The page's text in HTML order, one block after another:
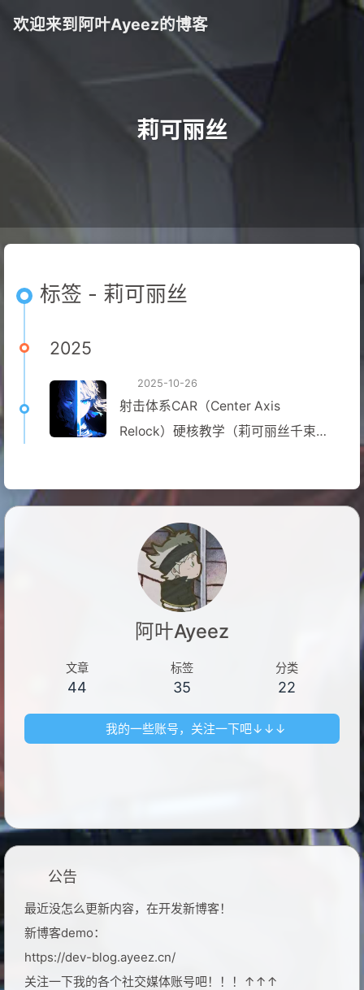
欢迎来到阿叶Ayeez的博客
莉可丽丝
标签 - 莉可丽丝
2025
2025-10-26
射击体系CAR（Center Axis
Relock）硬核教学（莉可丽丝千束同
阿叶Ayeez
文章
44
标签
35
分类
22
我的一些账号，关注一下吧↓↓↓
公告
最近没怎么更新内容，在开发新博客！
新博客demo：
https://dev-blog.ayeez.cn/
关注一下我的各个社交媒体账号吧！！！↑↑↑